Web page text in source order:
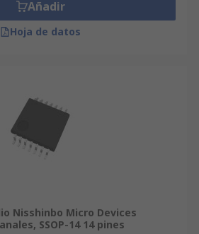
Añadir
Hoja de datos
Nisshinbo Micro Devices
SSOP-14 14 pines